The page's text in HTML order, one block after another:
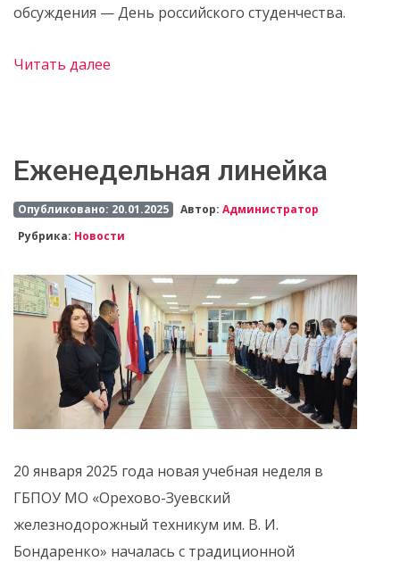
обсуждения — День российского студенчества.
Читать далее
Еженедельная линейка
Опубликовано: 20.01.2025 Автор:Администратор
Рубрика: Новости
20 января 2025 года новая учебная неделя в
ГБПОУ МО «Орехово-Зуевский
железнодорожный техникум им. В. И.
Бондаренко» началась с традиционной